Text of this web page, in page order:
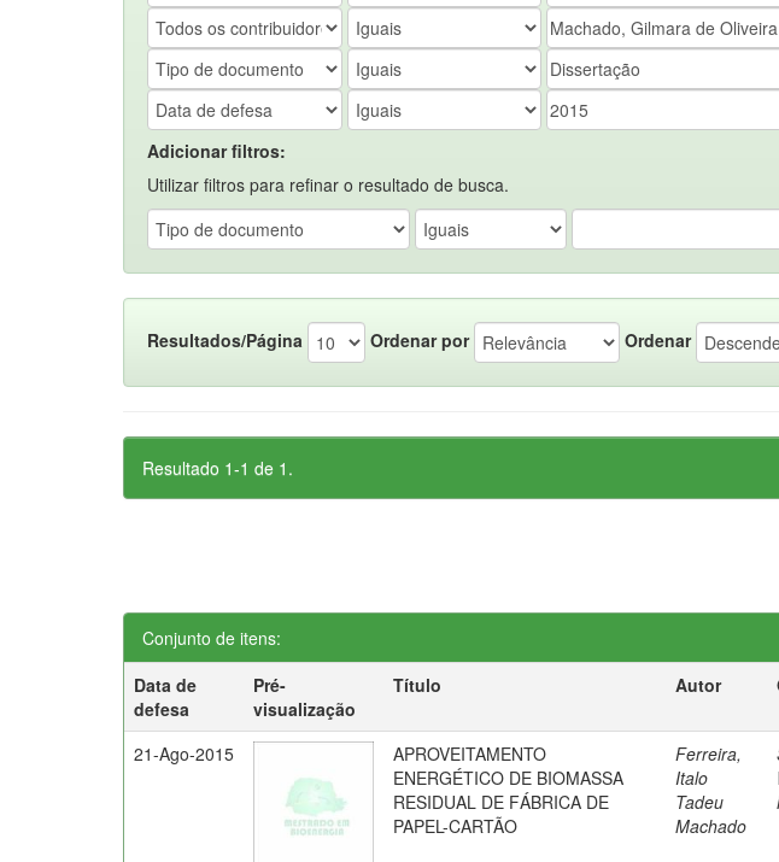
Adicionar filtros:
Utilizar filtros para refinar o resultado de busca.
Resultados/Página Ordenar por Ordenar
Resultado 1-1 de 1.
Conjunto de itens:
Data de
defesa
Pré-
visualização
Título Autor
21-Ago-2015
APROVEITAMENTO
ENERGÉTICO DE BIOMASSA
RESIDUAL DE FÁBRICA DE
PAPEL-CARTÃO
Ferreira,
Italo
Tadeu
Machado